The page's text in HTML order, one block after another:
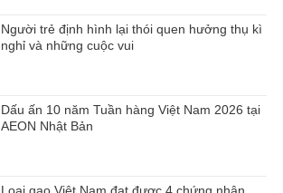
Người trẻ định hình lại thói quen hưởng thụ kì
nghỉ và những cuộc vui
Dấu ấn 10 năm Tuần hàng Việt Nam 2026 tại
AEON Nhật Bản